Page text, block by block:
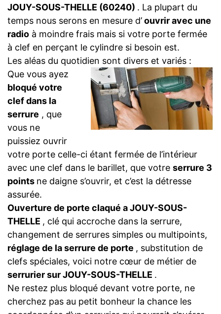
JOUY-SOUS-THELLE (60240) . La plupart du
temps nous serons en mesure d’ouvrir avec une
radio à moindre frais mais si votre porte fermée
à clef en perçant le cylindre si besoin est.
Les aléas du quotidien sont divers et variés :
Que vous ayez
bloqué votre
clef dans la
serrure , que
vous ne
puissiez ouvrir
votre porte celle-ci étant fermée de l’intérieur
avec une clef dans le barillet, que votre serrure 3
points ne daigne s’ouvrir, et c’est la détresse
assurée.
Ouverture de porte claqué a JOUY-SOUS-
THELLE , clé qui accroche dans la serrure,
changement de serrures simples ou multipoints,
réglage de la serrure de porte , substitution de
clefs spéciales, voici notre cœur de métier de
serrurier sur JOUY-SOUS-THELLE .
Ne restez plus bloqué devant votre porte, ne
cherchez pas au petit bonheur la chance les